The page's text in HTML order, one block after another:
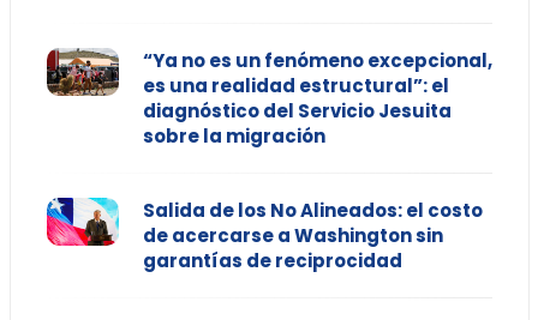
“Ya no es un fenómeno excepcional,
es una realidad estructural”: el
diagnóstico del Servicio Jesuita
sobre la migración
Salida de los No Alineados: el costo
de acercarse a Washington sin
garantías de reciprocidad